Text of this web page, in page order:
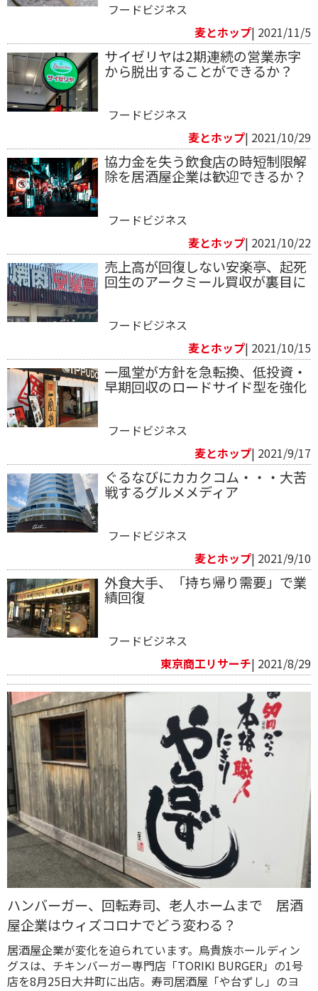
フードビジネス
麦とホップ| 2021/11/5
サイゼリヤは2期連続の営業赤字
から脱出することができるか？
フードビジネス
麦とホップ| 2021/10/29
協力金を失う飲食店の時短制限解
除を居酒屋企業は歓迎できるか？
フードビジネス
麦とホップ| 2021/10/22
売上高が回復しない安楽亭、起死
回生のアークミール買収が裏目に
フードビジネス
麦とホップ| 2021/10/15
一風堂が方針を急転換、低投資・
早期回収のロードサイド型を強化
フードビジネス
麦とホップ| 2021/9/17
ぐるなびにカカクコム・・・大苦
戦するグルメメディア
フードビジネス
麦とホップ| 2021/9/10
外食大手、「持ち帰り需要」で業
績回復
フードビジネス
東京商工リサーチ| 2021/8/29
ハンバーガー、回転寿司、老人ホームまで 居酒
屋企業はウィズコロナでどう変わる？
居酒屋企業が変化を迫られています。鳥貴族ホールディン
グスは、チキンバーガー専門店「TORIKI BURGER」の1号
店を8月25日大井町に出店。寿司居酒屋「や台ずし」のヨ